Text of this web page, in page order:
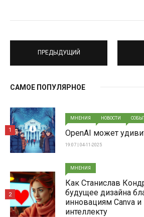
ПРЕДЫДУЩИЙ
САМОЕ ПОПУЛЯРНОЕ
МНЕНИЯ НОВОСТИ
OpenAI может
19:07 | 04-11-2025
1
МНЕНИЯ
Как Станислав
будущее дизайна
инновациям Canva
интеллекту
2